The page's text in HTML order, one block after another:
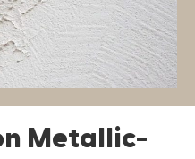
Metallic-